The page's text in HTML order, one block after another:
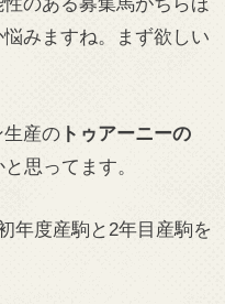
みますね。まず欲しい
産のトゥアーニーの
思ってます。
年度産駒と2年目産駒を